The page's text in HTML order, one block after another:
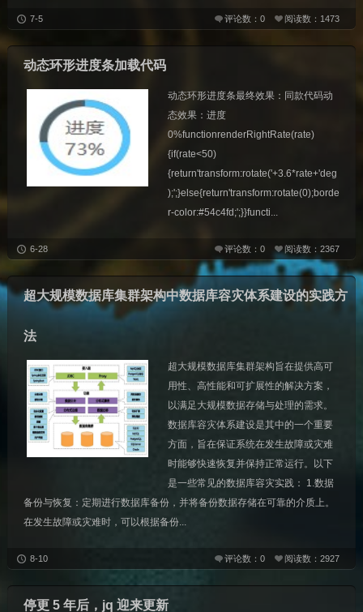
阅读数：1473
评论数：0
7-5
动态环形进度条加载代码
动态环形进度条最终效果：同款代码动
态效果：进度
0%functionrenderRightRate(rate)
{if(rate<50)
{return'transform:rotate('+3.6*rate+'deg
);';}else{return'transform:rotate(0);borde
r-color:#54c4fd;';}}functi...
阅读数：2367
评论数：0
6-28
超大规模数据库集群架构中数据库容灾体系建设的实践方
法
超大规模数据库集群架构旨在提供高可
用性、高性能和可扩展性的解决方案，
以满足大规模数据存储与处理的需求。
数据库容灾体系建设是其中的一个重要
方面，旨在保证系统在发生故障或灾难
时能够快速恢复并保持正常运行。以下
是一些常见的数据库容灾实践： 1.数据
备份与恢复：定期进行数据库备份，并将备份数据存储在可靠的介质上。
在发生故障或灾难时，可以根据备份...
阅读数：2927
评论数：0
8-10
停更 5 年后，jq 迎来更新